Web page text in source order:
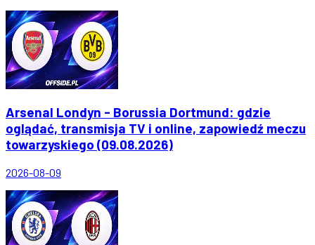
Arsenal Londyn - Borussia Dortmund: gdzie
oglądać, transmisja TV i online, zapowiedź meczu
towarzyskiego (09.08.2026)
2026-08-09